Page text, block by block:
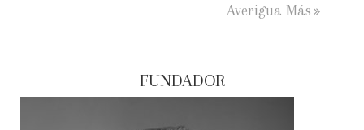
Averigua Más
FUNDADOR